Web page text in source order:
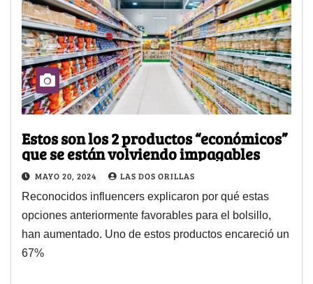
Estos son los 2 productos “económicos”
que se están volviendo impagables
MAYO 20, 2024 LAS DOS ORILLAS
Reconocidos influencers explicaron por qué estas
opciones anteriormente favorables para el bolsillo,
han aumentado. Uno de estos productos encareció un
67%